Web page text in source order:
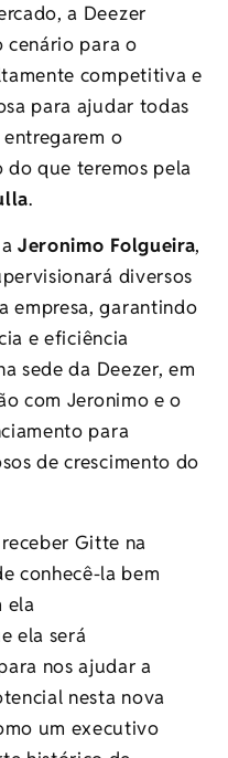
a Deezer
cenário para o
competitiva e
para ajudar todas
o
que teremos pela
.
aJeronimo Folgueira,
diversos
empresa, garantindo
e eficiência
sede da Deezer, em
com Jeronimo e o
para
de crescimento do
Gitte na
conhecê-la bem
ela
ela será
nos ajudar a
nesta nova
um executivo